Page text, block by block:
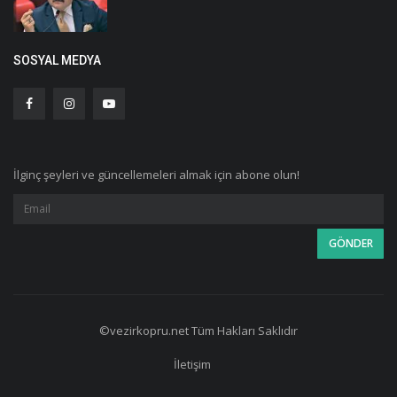
SOSYAL MEDYA
İlginç şeyleri ve güncellemeleri almak için abone olun!
©vezirkopru.net Tüm Hakları Saklıdır
İletişim